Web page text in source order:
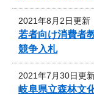
2021年8月2日更新
若者向け消費者
競争入札
2021年7月30日更
岐阜県立森林文